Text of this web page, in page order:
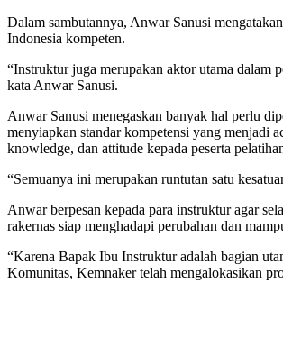
Dalam sambutannya, Anwar Sanusi
Indonesia kompeten.
“Instruktur juga merupakan aktor utama dalam
kata Anwar Sanusi.
Anwar Sanusi menegaskan banyak hal perlu
menyiapkan standar kompetensi yang menjadi
knowledge, dan attitude kepada peserta
“Semuanya ini merupakan runtutan satu
Anwar berpesan kepada para instruktur agar
rakernas siap menghadapi perubahan dan
“Karena Bapak Ibu Instruktur adalah bagian
Komunitas, Kemnaker telah mengalokasikan